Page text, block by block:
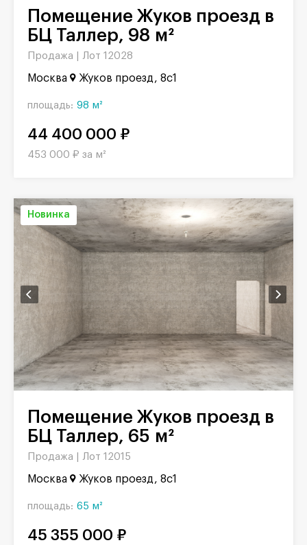
Помещение Жуков проезд в
БЦ Таллер, 98 м²
Продажа | Лот 12028
Москва Жуков проезд, 8с1
площадь: 98 м²
44 400 000 ₽
453 000 ₽ за м²
Новинка
Помещение Жуков проезд в
БЦ Таллер, 65 м²
Продажа | Лот 12015
Москва Жуков проезд, 8с1
площадь: 65 м²
45 355 000 ₽